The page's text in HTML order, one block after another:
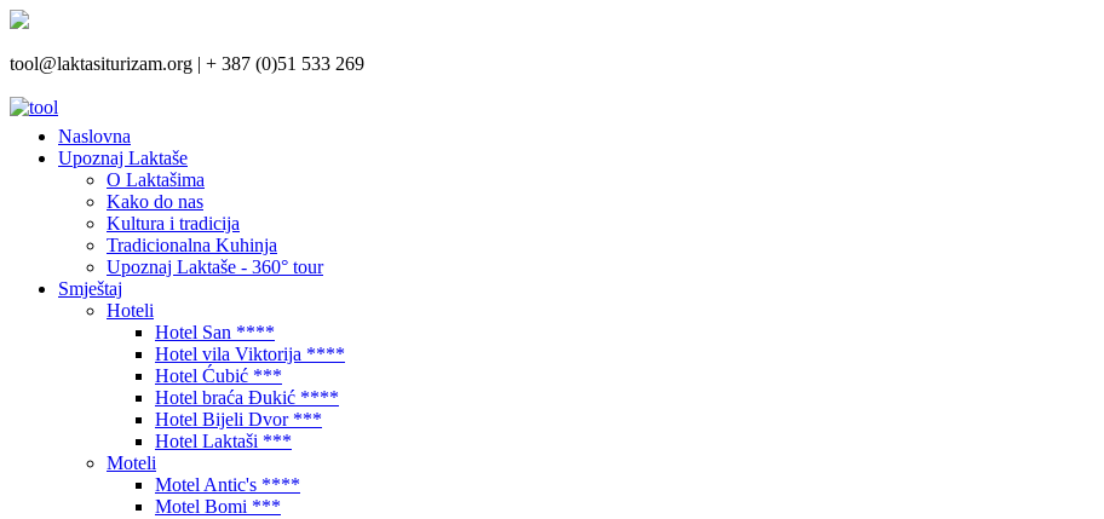
tool@laktasiturizam.org | + 387 (0)51 533 269
Naslovna
Upoznaj Laktaše
O Laktašima
Kako do nas
Kultura i tradicija
Tradicionalna Kuhinja
Upoznaj Laktaše - 360° tour
Smještaj
Hoteli
Hotel San ****
Hotel vila Viktorija ****
Hotel Ćubić ***
Hotel braća Đukić ****
Hotel Bijeli Dvor ***
Hotel Laktaši ***
Moteli
Motel Antic's ****
Motel Bomi ***